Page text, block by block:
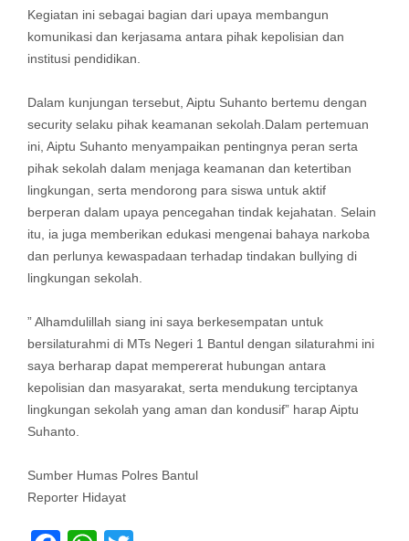
Kegiatan ini sebagai bagian dari upaya membangun
komunikasi dan kerjasama antara pihak kepolisian dan
institusi pendidikan.
Dalam kunjungan tersebut, Aiptu Suhanto bertemu dengan
security selaku pihak keamanan sekolah.Dalam pertemuan
ini, Aiptu Suhanto menyampaikan pentingnya peran serta
pihak sekolah dalam menjaga keamanan dan ketertiban
lingkungan, serta mendorong para siswa untuk aktif
berperan dalam upaya pencegahan tindak kejahatan. Selain
itu, ia juga memberikan edukasi mengenai bahaya narkoba
dan perlunya kewaspadaan terhadap tindakan bullying di
lingkungan sekolah.
” Alhamdulillah siang ini saya berkesempatan untuk
bersilaturahmi di MTs Negeri 1 Bantul dengan silaturahmi ini
saya berharap dapat mempererat hubungan antara
kepolisian dan masyarakat, serta mendukung terciptanya
lingkungan sekolah yang aman dan kondusif” harap Aiptu
Suhanto.
Sumber Humas Polres Bantul
Reporter Hidayat